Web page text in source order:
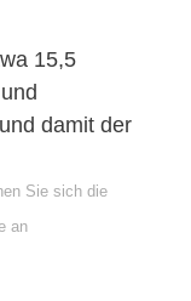
15,5
damit der
Sie sich die
an